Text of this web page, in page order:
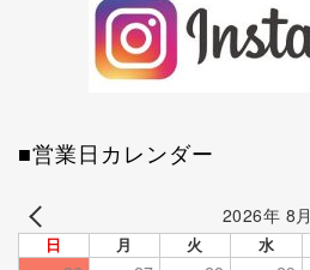
■営業日カレンダー
2026年 8月
日 月 火 水